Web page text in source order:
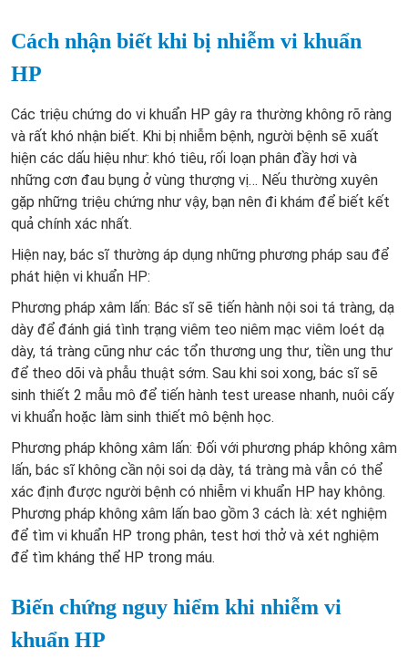
Cách nhận biết khi bị nhiễm vi khuẩn
HP
Các triệu chứng do vi khuẩn HP gây ra thường không rõ ràng
và rất khó nhận biết. Khi bị nhiễm bệnh, người bệnh sẽ xuất
hiện các dấu hiệu như: khó tiêu, rối loạn phân đầy hơi và
những cơn đau bụng ở vùng thượng vị… Nếu thường xuyên
gặp những triệu chứng như vậy, bạn nên đi khám để biết kết
quả chính xác nhất.
Hiện nay, bác sĩ thường áp dụng những phương pháp sau để
phát hiện vi khuẩn HP:
Phương pháp xâm lấn: Bác sĩ sẽ tiến hành nội soi tá tràng, dạ
dày để đánh giá tình trạng viêm teo niêm mạc viêm loét dạ
dày, tá tràng cũng như các tổn thương ung thư, tiền ung thư
để theo dõi và phẫu thuật sớm. Sau khi soi xong, bác sĩ sẽ
sinh thiết 2 mẫu mô để tiến hành test urease nhanh, nuôi cấy
vi khuẩn hoặc làm sinh thiết mô bệnh học.
Phương pháp không xâm lấn: Đối với phương pháp không xâm
lấn, bác sĩ không cần nội soi dạ dày, tá tràng mà vẫn có thể
xác định được người bệnh có nhiễm vi khuẩn HP hay không.
Phương pháp không xâm lấn bao gồm 3 cách là: xét nghiệm
để tìm vi khuẩn HP trong phân, test hơi thở và xét nghiệm
để tìm kháng thể HP trong máu.
Biến chứng nguy hiểm khi nhiễm vi
khuẩn HP